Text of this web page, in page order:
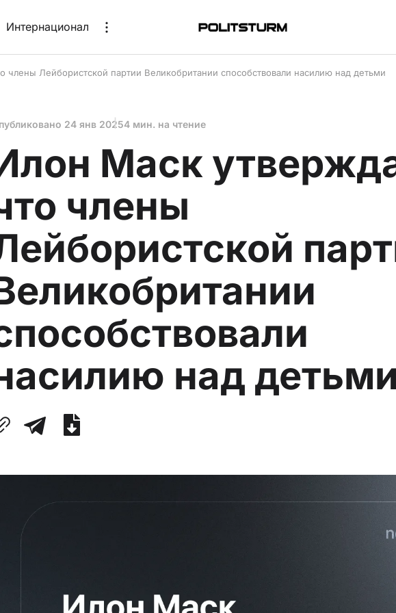
Интернационал
члены Лейбористской партии Великобритании способствовали насилию над детьми
24 янв 20254 мин. на чтение
Маск
члены
над